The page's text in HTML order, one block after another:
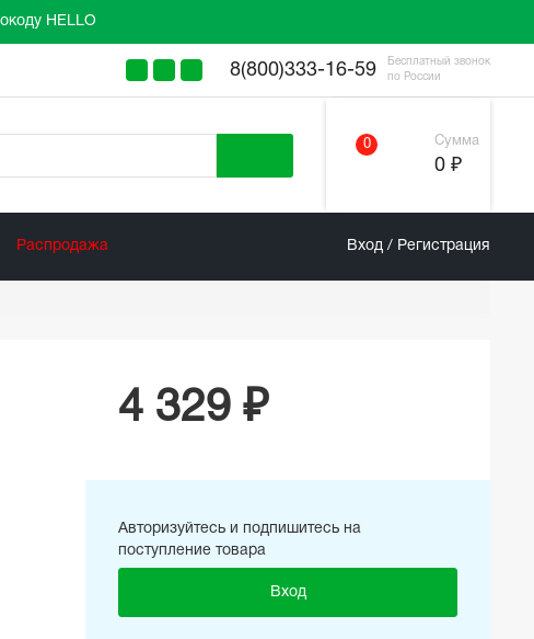
HELLO
8(800)333-16-59
Бесплатный звонок
по России
0 Сумма
0 ₽
Распродажа Вход / Регистрация
4 329 ₽
Авторизуйтесь и подпишитесь на
поступление товара
Вход